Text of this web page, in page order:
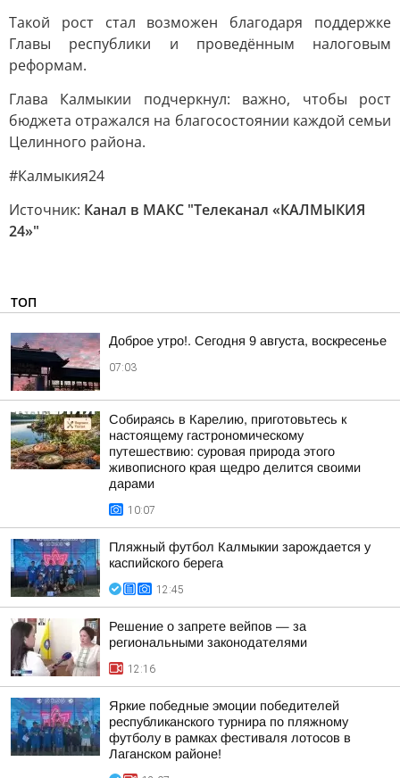
Такой рост стал возможен благодаря поддержке
Главы республики и проведённым налоговым
реформам.
Глава Калмыкии подчеркнул: важно, чтобы рост
бюджета отражался на благосостоянии каждой семьи
Целинного района.
#Калмыкия24
Источник: Канал в МАКС "Телеканал «КАЛМЫКИЯ
24»"
ТОП
Доброе утро!. Сегодня 9 августа, воскресенье
07:03
Собираясь в Карелию, приготовьтесь к
настоящему гастрономическому
путешествию: суровая природа этого
живописного края щедро делится своими
дарами
10:07
Пляжный футбол Калмыкии зарождается у
каспийского берега
12:45
Решение о запрете вейпов — за
региональными законодателями
12:16
Яркие победные эмоции победителей
республиканского турнира по пляжному
футболу в рамках фестиваля лотосов в
Лаганском районе!